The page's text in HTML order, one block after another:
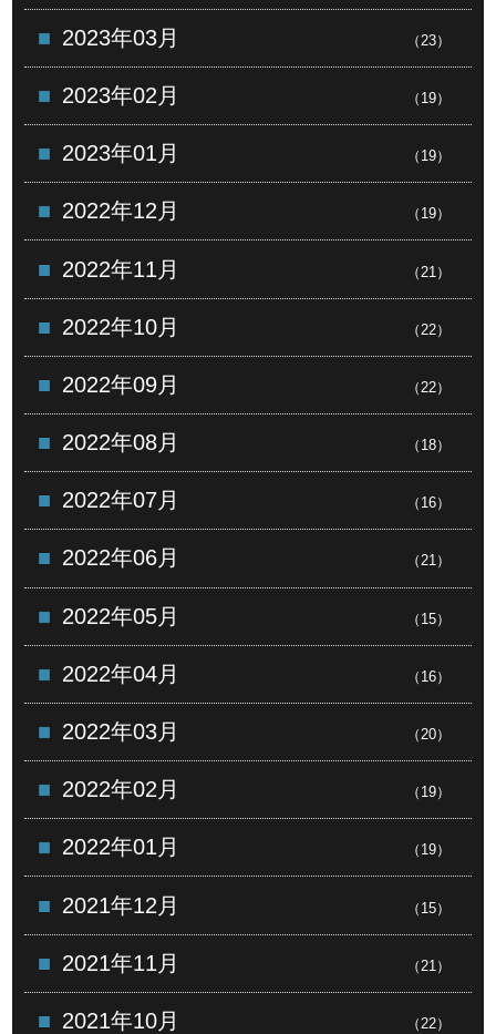
2023年03月 （23）
2023年02月 （19）
2023年01月 （19）
2022年12月 （19）
2022年11月 （21）
2022年10月 （22）
2022年09月 （22）
2022年08月 （18）
2022年07月 （16）
2022年06月 （21）
2022年05月 （15）
2022年04月 （16）
2022年03月 （20）
2022年02月 （19）
2022年01月 （19）
2021年12月 （15）
2021年11月 （21）
2021年10月 （22）